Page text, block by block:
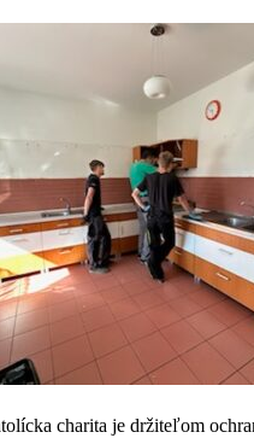
charita je držiteľom